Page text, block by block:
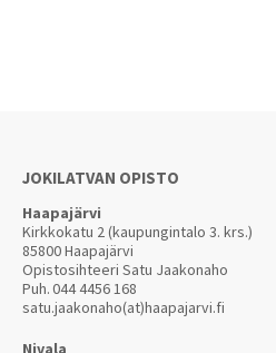
JOKILATVAN OPISTO
Haapajärvi
Kirkkokatu 2 (kaupungintalo 3. krs.)
85800 Haapajärvi
Opistosihteeri Satu Jaakonaho
Puh.044 4456 168
satu.jaakonaho(at)haapajarvi.fi
Nivala